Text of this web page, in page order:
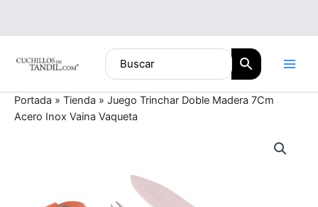
contenido
Portada » Tienda » Juego Trinchar Doble Madera 7Cm
Acero Inox Vaina Vaqueta